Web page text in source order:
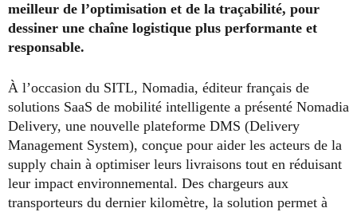
meilleur de l’optimisation et de la traçabilité, pour
dessiner une chaîne logistique plus performante et
responsable.
À l’occasion du SITL, Nomadia, éditeur français de
solutions SaaS de mobilité intelligente a présenté Nomadia
Delivery, une nouvelle plateforme DMS (Delivery
Management System), conçue pour aider les acteurs de la
supply chain à optimiser leurs livraisons tout en réduisant
leur impact environnemental. Des chargeurs aux
transporteurs du dernier kilomètre, la solution permet à